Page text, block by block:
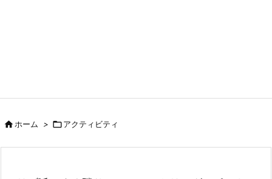
ホーム > アクティビティ